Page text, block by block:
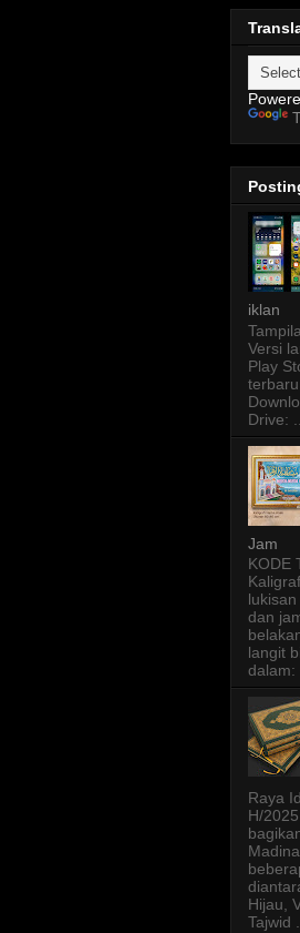
iklan
Versi
Play
Drive: ...
Jam
KODE
dan
langit
dalam:
Raya
H/
Hijau,
Tajwid ...